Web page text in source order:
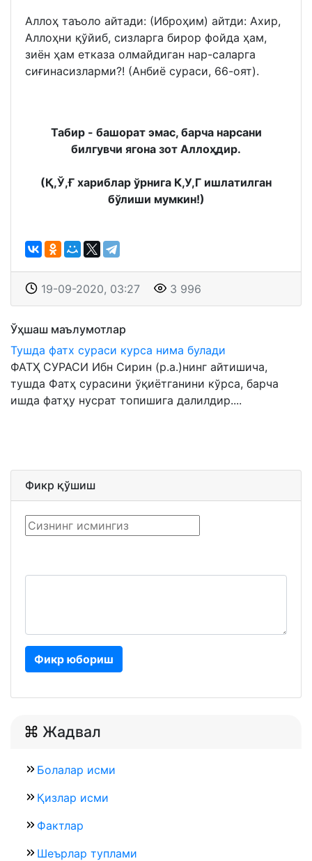
Аллоҳ таъоло айтади: (Иброҳим) айтди: Ахир,
Аллоҳни қўйиб, сизларга бирор фойда ҳам,
зиён ҳам етказа олмайдиган нар-саларга
сиғинасизларми?! (Анбиё сураси, 66-оят).
Табир - башорат эмас, барча нарсани
билгувчи ягона зот Аллоҳдир.
(Қ,Ў,Ғ хариблар ўрнига К,У,Г ишлатилган
бўлиши мумкин!)
19-09-2020, 03:27 3 996
Ўҳшаш маълумотлар
Тушда фатх сураси курса нима булади
ФАТҲ СУРАСИ Ибн Сирин (р.а.)нинг айтишича,
тушда Фатҳ сурасини ўқиётганини кўрса, барча
ишда фатҳу нусрат топишига далилдир....
Фикр қўшиш
Фикр юбориш
Жадвал
Болалар исми
Қизлар исми
Фактлар
Шеърлар туплами